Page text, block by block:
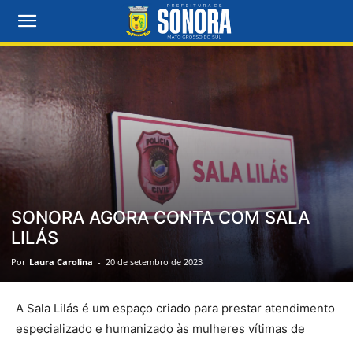
SONORA AGORA CONTA COM SALA
LILÁS
Por Laura Carolina - 20 de setembro de 2023
A Sala Lilás é um espaço criado para prestar atendimento
especializado e humanizado às mulheres vítimas de